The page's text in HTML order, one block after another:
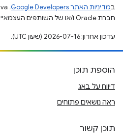
במדיניות האתר Google Developers‏
חברת Oracle ו/או של השותפים העצמאיים שלה.
עדכון אחרון: 2026-07-16 (שעון UTC).
הוספת תוכן
דיווח על באג
ראה נושאים פתוחים
תוכן קשור